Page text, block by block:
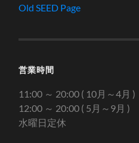
Old SEED Page
営業時間
11:00 ～ 20:00 ( 10月～4月 )
12:00 ～ 20:00 ( 5月～9月 )
水曜日定休